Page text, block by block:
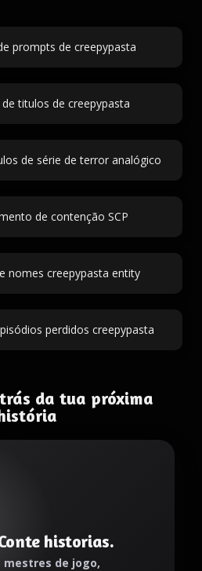
prompts de creepypasta
titulos de creepypasta
de série de terror analógico
de contenção SCP
nomes creepypasta entity
perdidos creepypasta
da tua próxima
historias.
mestres de jogo,